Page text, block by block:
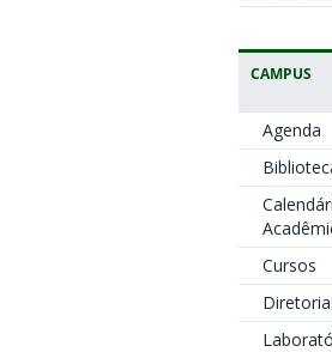
CAMPUS
Agenda
Cursos